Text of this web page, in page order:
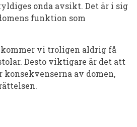
onda avsikt. Det är i sig
funktion som
vi troligen aldrig få
Desto viktigare är det att
av domen,